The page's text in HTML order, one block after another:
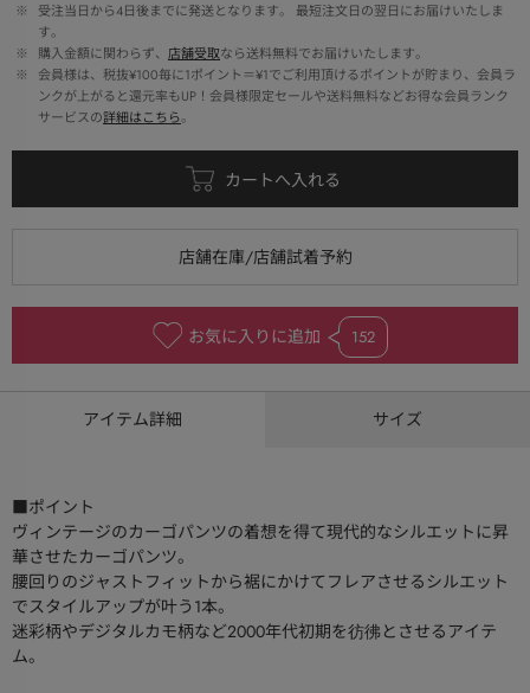
※
受注当日から4日後までに発送となります。 最短注文日の翌日にお届けいたしま
す。
※
購入金額に関わらず、 店舗受取なら送料無料でお届けいたします。
※
会員様は、税抜¥100毎に1ポイント＝¥1でご利用頂けるポイントが貯まり、会員ラ
ンクが上がると還元率もUP！会員様限定セールや送料無料などお得な会員ランク
サービスの詳細はこちら。
お気に入りに追加 152
アイテム詳細 サイズ
■ポイント
ヴィンテージのカーゴパンツの着想を得て現代的なシルエットに昇
華させたカーゴパンツ。
腰回りのジャストフィットから裾にかけてフレアさせるシルエット
でスタイルアップが叶う1本。
迷彩柄やデジタルカモ柄など2000年代初期を彷彿とさせるアイテ
ム。